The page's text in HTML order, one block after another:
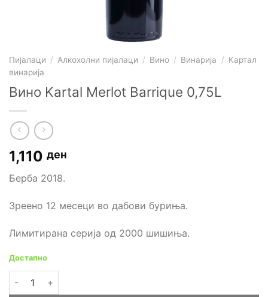
Пијалаци / Алкохолни пијалаци / Вино / Винарија / Картал
винарија
Вино Kartal Merlot Barrique 0,75L
1,110 ден
Берба 2018.
Зреено 12 месеци во дабови буриња.
Лимитирана серија од 2000 шишиња.
Достапно
Вино Kartal Merlot Barrique 0,75L количина